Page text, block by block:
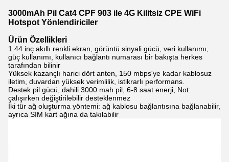
3000mAh Pil Cat4 CPF 903 ile 4G Kilitsiz CPE WiFi
Hotspot Yönlendiriciler
Ürün Özellikleri
1.44 inç akıllı renkli ekran, görüntü sinyali gücü, veri kullanımı,
güç kullanımı, kullanıcı bağlantı numarası bir bakışta herkes
tarafından bilinir
Yüksek kazançlı harici dört anten, 150 mbps'ye kadar kablosuz
iletim, duvardan yüksek verimlilik, istikrarlı performans.
Destek pil gücü, dahili 3000 mah pil, 6-8 saat enerji, Not:
çalışırken değiştirilebilir desteklenmez
İki tür ağ oluşturma yöntemi: ağ kablosu bağlantısına bağlanabilir,
ayrıca SIM kart ağına da takılabilir